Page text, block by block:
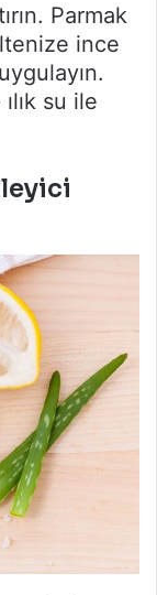
Parmak
ince
su ile